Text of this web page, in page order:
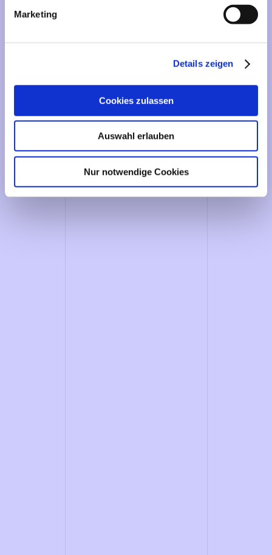
Marketing
Details zeigen
Cookies zulassen
Auswahl erlauben
Nur notwendige Cookies